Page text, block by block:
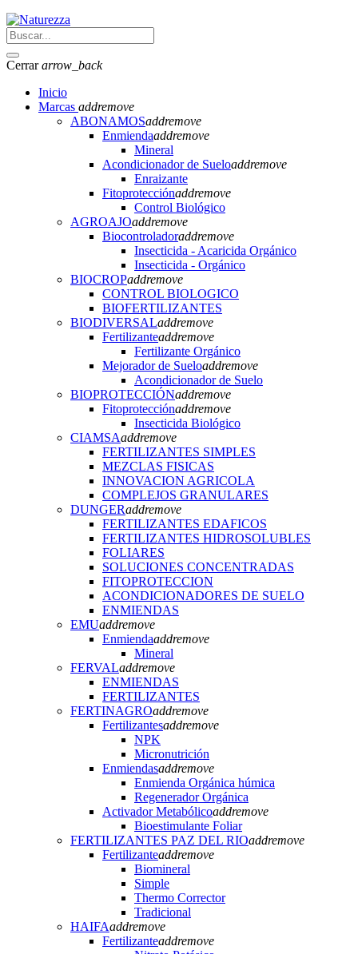
Cerrararrow_back
Inicio
Marcas addremove
ABONAMOSaddremove
Enmiendaaddremove
Mineral
Acondicionador de Sueloaddremove
Enraizante
Fitoprotecciónaddremove
Control Biológico
AGROAJOaddremove
Biocontroladoraddremove
Insecticida - Acaricida Orgánico
Insecticida - Orgánico
BIOCROPaddremove
CONTROL BIOLOGICO
BIOFERTILIZANTES
BIODIVERSALaddremove
Fertilizanteaddremove
Fertilizante Orgánico
Mejorador de Sueloaddremove
Acondicionador de Suelo
BIOPROTECCIÓNaddremove
Fitoprotecciónaddremove
Insecticida Biológico
CIAMSAaddremove
FERTILIZANTES SIMPLES
MEZCLAS FISICAS
INNOVACION AGRICOLA
COMPLEJOS GRANULARES
DUNGERaddremove
FERTILIZANTES EDAFICOS
FERTILIZANTES HIDROSOLUBLES
FOLIARES
SOLUCIONES CONCENTRADAS
FITOPROTECCION
ACONDICIONADORES DE SUELO
ENMIENDAS
EMUaddremove
Enmiendaaddremove
Mineral
FERVALaddremove
ENMIENDAS
FERTILIZANTES
FERTINAGROaddremove
Fertilizantesaddremove
NPK
Micronutrición
Enmiendasaddremove
Enmienda Orgánica húmica
Regenerador Orgánica
Activador Metabólicoaddremove
Bioestimulante Foliar
FERTILIZANTES PAZ DEL RIOaddremove
Fertilizanteaddremove
Biomineral
Simple
Thermo Corrector
Tradicional
HAIFAaddremove
Fertilizanteaddremove